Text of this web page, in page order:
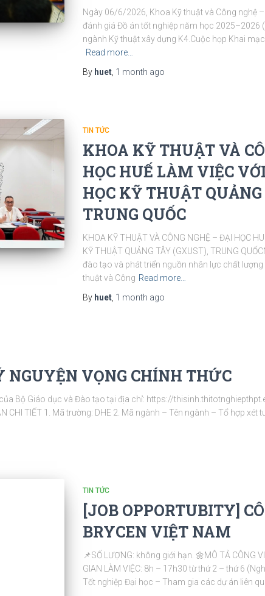
Ngày 06/6/2026, Khoa Kỹ thuật và Công nghệ
đánh giá Đồ án tốt nghiệp năm học 2025–2026
ngành Kỹ thuật xây dựng K4.Cuộc họp Khai
Read more…
By huet, 1 month ago
TIN TỨC
KHOA KỸ THUẬT VÀ
HỌC HUẾ LÀM VIỆC
HỌC KỸ THUẬT
TRUNG QUỐC
KHOA KỸ THUẬT VÀ CÔNG NGHỆ – ĐẠI HỌC
KỸ THUẬT QUẢNG TÂY (GXUST), TRUNG
đào tạo và phát triển nguồn nhân lực chất
thuật và Công Read more…
By huet, 1 month ago
NGUYỆN VỌNG CHÍNH THỨC
Bộ Giáo dục và Đào tạo tại địa chỉ: https://
CHI TIẾT 1. Mã trường: DHE 2. Mã ngành – Tên ngành – Tổ hợp xét
TIN TỨC
[JOB OPPORTUBITY]
BRYCEN VIỆT NAM
📌SỐ LƯỢNG: không giới hạn. 🌼MÔ TẢ CÔNG
GIAN LÀM VIỆC: 8h – 17h30 từ thứ 2 – thứ 6
Tốt nghiệp Đại học – Tham gia các dự án liên